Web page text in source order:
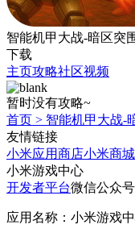
智能机甲大战-暗区突
下载
主页攻略社区视频
暂时没有攻略~
首页 > 智能机甲大战-
友情链接
小米应用商店小米商城
小米游戏中心
开发者平台微信公众号
应用名称：小米游戏